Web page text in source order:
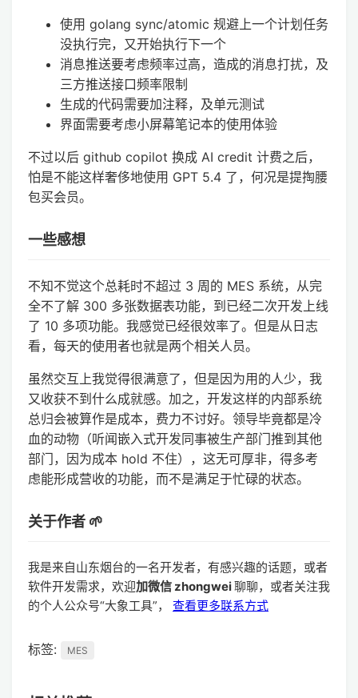
使用 golang sync/atomic 规避上一个计划任务
没执行完，又开始执行下一个
消息推送要考虑频率过高，造成的消息打扰，及
三方推送接口频率限制
生成的代码需要加注释，及单元测试
界面需要考虑小屏幕笔记本的使用体验
不过以后 github copilot 换成 AI credit 计费之后，
怕是不能这样奢侈地使用 GPT 5.4 了，何况是提掏腰
包买会员。
一些感想
不知不觉这个总耗时不超过 3 周的 MES 系统，从完
全不了解 300 多张数据表功能，到已经二次开发上线
了 10 多项功能。我感觉已经很效率了。但是从日志
看，每天的使用者也就是两个相关人员。
虽然交互上我觉得很满意了，但是因为用的人少，我
又收获不到什么成就感。加之，开发这样的内部系统
总归会被算作是成本，费力不讨好。领导毕竟都是冷
血的动物（听闻嵌入式开发同事被生产部门推到其他
部门，因为成本 hold 不住），这无可厚非，得多考
虑能形成营收的功能，而不是满足于忙碌的状态。
关于作者 🌱
我是来自山东烟台的一名开发者，有感兴趣的话题，或者
软件开发需求，欢迎加微信 zhongwei聊聊，或者关注我
的个人公众号“大象工具”， 查看更多联系方式
标签: MES